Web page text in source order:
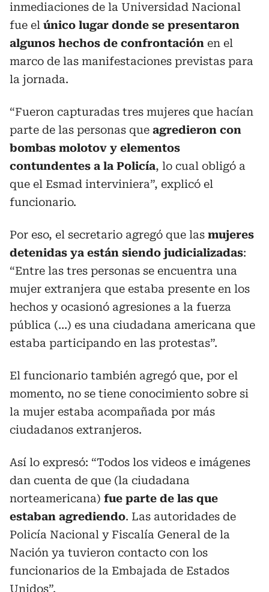
inmediaciones de la Universidad Nacional
fue el único lugar donde se presentaron
algunos hechos de confrontación en el
marco de las manifestaciones previstas para
la jornada.
“Fueron capturadas tres mujeres que hacían
parte de las personas que agredieron con
bombas molotov y elementos
contundentes a la Policía, lo cual obligó a
que el Esmad interviniera”, explicó el
funcionario.
Por eso, el secretario agregó que las mujeres
detenidas ya están siendo judicializadas:
“Entre las tres personas se encuentra una
mujer extranjera que estaba presente en los
hechos y ocasionó agresiones a la fuerza
pública (…) es una ciudadana americana que
estaba participando en las protestas”.
El funcionario también agregó que, por el
momento, no se tiene conocimiento sobre si
la mujer estaba acompañada por más
ciudadanos extranjeros.
Así lo expresó: “Todos los videos e imágenes
dan cuenta de que (la ciudadana
norteamericana) fue parte de las que
estaban agrediendo. Las autoridades de
Policía Nacional y Fiscalía General de la
Nación ya tuvieron contacto con los
funcionarios de la Embajada de Estados
Unidos”.